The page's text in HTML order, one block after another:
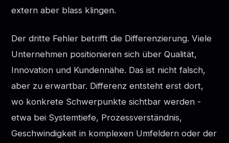
extern aber blass klingen.
Der dritte Fehler betrifft die Differenzierung. Viele
Unternehmen positionieren sich über Qualität,
Innovation und Kundennähe. Das ist nicht falsch,
aber zu erwartbar. Differenz entsteht erst dort,
wo konkrete Schwerpunkte sichtbar werden -
etwa bei Systemtiefe, Prozessverständnis,
Geschwindigkeit in komplexen Umfeldern oder der